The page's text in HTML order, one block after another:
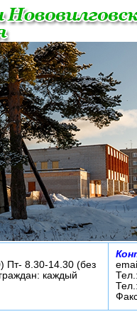
Пт- 8.30-14.30 (без
каждый